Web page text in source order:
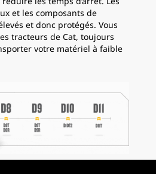
et les composants de
et donc protégés. Vous
tracteurs de Cat, toujours
votre matériel à faible